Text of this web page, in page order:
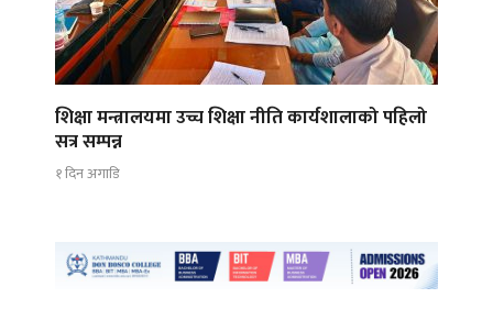
शिक्षा मन्त्रालयमा उच्च शिक्षा नीति कार्यशालाको पहिलो
सत्र सम्पन्न
१ दिन अगाडि